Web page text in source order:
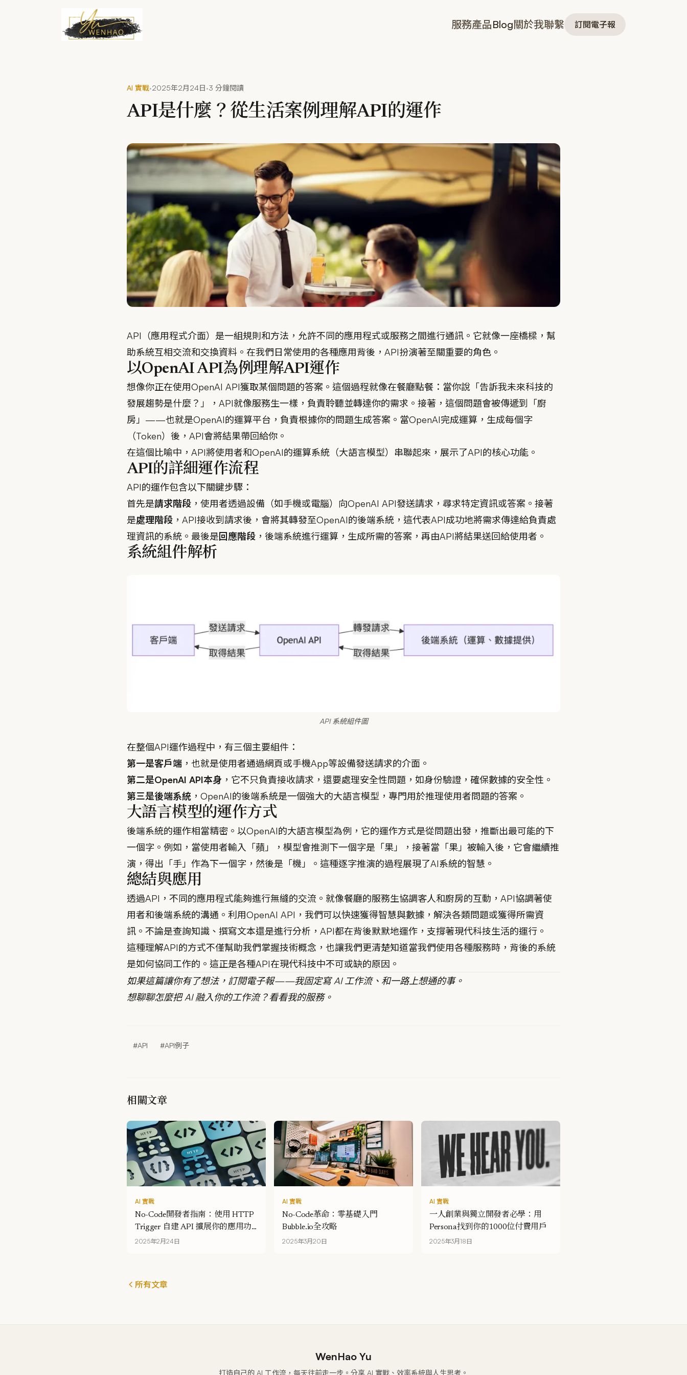
服務產品Blog關於我聯繫 訂閱電子報
AI 實戰·2025年2月24日·3 分鐘閱讀
API是什麼？從生活案例理解API的運作
API（應用程式介面）是一組規則和方法，允許不同的應用程式或服務之間進行通訊。它就像一座橋樑，幫
助系統互相交流和交換資料。在我們日常使用的各種應用背後，API扮演著至關重要的角色。
以OpenAI API為例理解API運作
想像你正在使用OpenAI API獲取某個問題的答案。這個過程就像在餐廳點餐：當你說「告訴我未來科技的
發展趨勢是什麼？」，API就像服務生一樣，負責聆聽並轉達你的需求。接著，這個問題會被傳遞到「廚
房」——也就是OpenAI的運算平台，負責根據你的問題生成答案。當OpenAI完成運算，生成每個字
（Token）後，API會將結果帶回給你。
在這個比喻中，API將使用者和OpenAI的運算系統（大語言模型）串聯起來，展示了API的核心功能。
API的詳細運作流程
API的運作包含以下關鍵步驟：
首先是請求階段 ，使用者透過設備（如手機或電腦）向OpenAI API發送請求，尋求特定資訊或答案。接著
是處理階段 ，API接收到請求後，會將其轉發至OpenAI的後端系統，這代表API成功地將需求傳達給負責處
理資訊的系統。最後是回應階段 ，後端系統進行運算，生成所需的答案，再由API將結果送回給使用者。
系統組件解析
API 系統組件圖
在整個API運作過程中，有三個主要組件：
第一是客戶端 ，也就是使用者通過網頁或手機App等設備發送請求的介面。
第二是OpenAI API本身 ，它不只負責接收請求，還要處理安全性問題，如身份驗證，確保數據的安全性。
第三是後端系統 ，OpenAI的後端系統是一個強大的大語言模型，專門用於推理使用者問題的答案。
大語言模型的運作方式
後端系統的運作相當精密。以OpenAI的大語言模型為例，它的運作方式是從問題出發，推斷出最可能的下
一個字。例如，當使用者輸入「蘋」，模型會推測下一個字是「果」，接著當「果」被輸入後，它會繼續推
演，得出「手」作為下一個字，然後是「機」。這種逐字推演的過程展現了AI系統的智慧。
總結與應用
透過API，不同的應用程式能夠進行無縫的交流。就像餐廳的服務生協調客人和廚房的互動，API協調著使
用者和後端系統的溝通。利用OpenAI API，我們可以快速獲得智慧與數據，解決各類問題或獲得所需資
訊。不論是查詢知識、撰寫文本還是進行分析，API都在背後默默地運作，支撐著現代科技生活的運行。
這種理解API的方式不僅幫助我們掌握技術概念，也讓我們更清楚知道當我們使用各種服務時，背後的系統
是如何協同工作的。這正是各種API在現代科技中不可或缺的原因。
如果這篇讓你有了想法， 訂閱電子報——我固定寫 AI 工作流、和一路上想通的事。
想聊聊怎麼把 AI 融入你的工作流？看看我的服務。
#API #API例子
相關文章
AI 實戰
No-Code開發者指南：使用 HTTP
Trigger 自建 API 擴展你的應用功
能
2025年2月24日
AI 實戰
No-Code革命：零基礎入門
Bubble.io全攻略
2025年3月20日
AI 實戰
一人創業與獨立開發者必學：用
Persona找到你的1000位付費用戶
2025年3月18日
所有文章
WenHao Yu
打造自己的 AI 工作流，每天往前走一步。分享 AI 實戰、效率系統與人生思考。